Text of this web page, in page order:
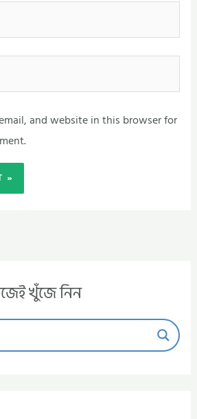
and website in this browser for
খুঁজে নিন